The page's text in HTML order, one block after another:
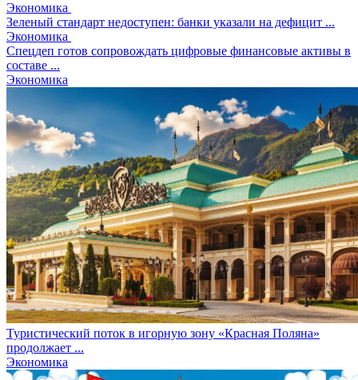
Экономика
Зеленый стандарт недоступен: банки указали на дефицит ...
Экономика
Спецдеп готов сопровождать цифровые финансовые активы в
составе ...
Экономика
Туристический поток в игорную зону «Красная Поляна»
продолжает ...
Экономика